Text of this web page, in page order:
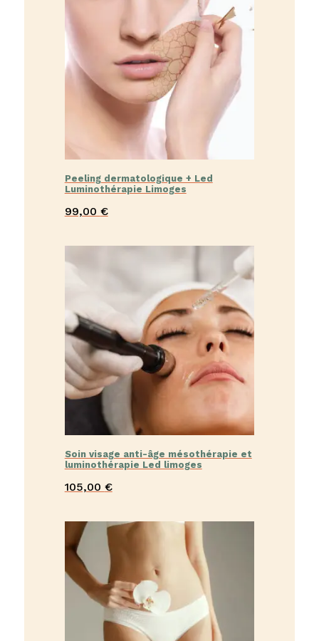
Peeling dermatologique + Led
Luminothérapie Limoges
99,00 €
Soin visage anti-âge mésothérapie et
luminothérapie Led limoges
105,00 €